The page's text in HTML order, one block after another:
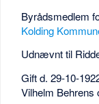
Byrådsmedlem
Kolding
Udnævnt til
Gift d. 29-10-
Vilhelm Behrens